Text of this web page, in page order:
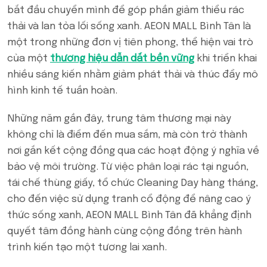
bắt đầu chuyển mình để góp phần giảm thiểu rác
thải và lan tỏa lối sống xanh. AEON MALL Bình Tân là
một trong những đơn vị tiên phong, thể hiện vai trò
của một thương hiệu dẫn dắt bền vững khi triển khai
nhiều sáng kiến nhằm giảm phát thải và thúc đẩy mô
hình kinh tế tuần hoàn.
Những năm gần đây, trung tâm thương mại này
không chỉ là điểm đến mua sắm, mà còn trở thành
nơi gắn kết cộng đồng qua các hoạt động ý nghĩa về
bảo vệ môi trường. Từ việc phân loại rác tại nguồn,
tái chế thùng giấy, tổ chức Cleaning Day hàng tháng,
cho đến việc sử dụng tranh cổ động để nâng cao ý
thức sống xanh, AEON MALL Bình Tân đã khẳng định
quyết tâm đồng hành cùng cộng đồng trên hành
trình kiến tạo một tương lai xanh.